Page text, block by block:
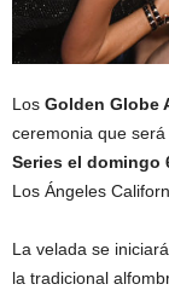
Los Golden Globe
ceremonia que
Series el domingo
Los Ángeles
La velada se
la tradicional